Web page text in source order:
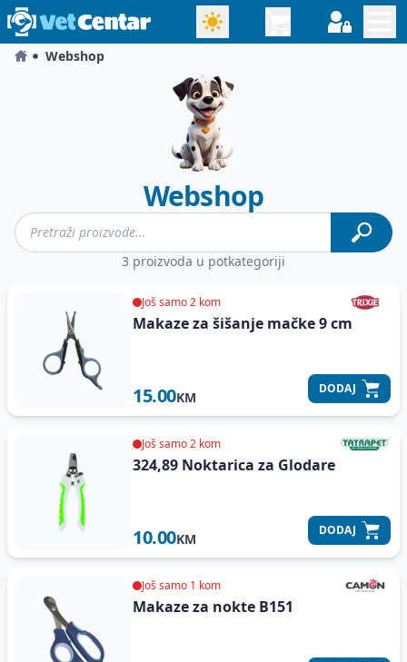
Webshop
Webshop
3 proizvoda u potkategoriji
Još samo 2 kom
Makaze za šišanje mačke9 cm
15.00KM
DODAJ
Još samo 2 kom
324,89 Noktarica za Glodare
10.00KM
DODAJ
Još samo 1 kom
Makaze za nokte B151